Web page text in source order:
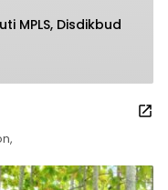
Disdikbud